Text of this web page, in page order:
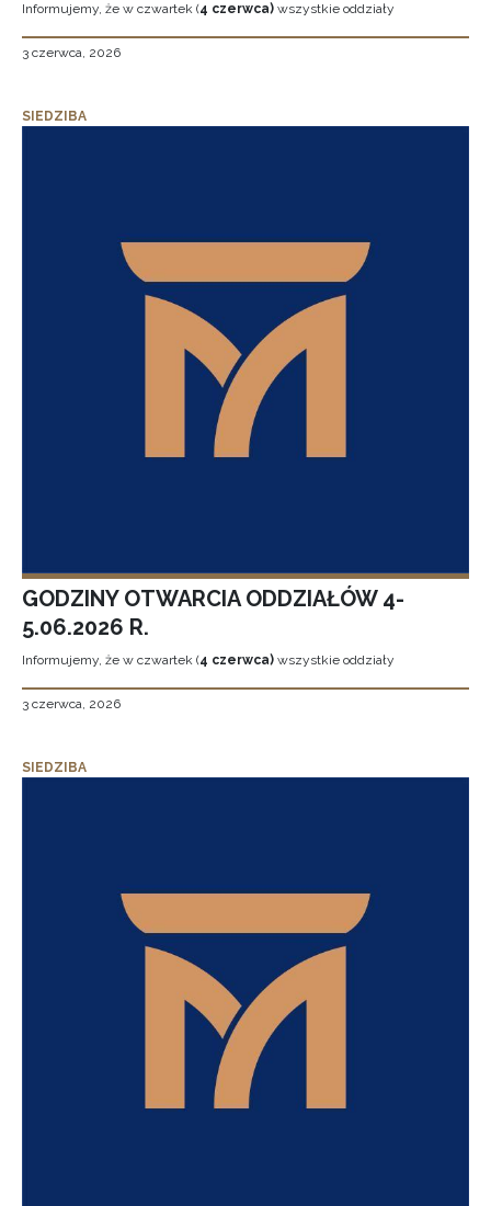
Informujemy, że w czwartek (4 czerwca) wszystkie oddziały
3 czerwca, 2026
SIEDZIBA
GODZINY OTWARCIA ODDZIAŁÓW 4-
5.06.2026 R.
Informujemy, że w czwartek (4 czerwca) wszystkie oddziały
3 czerwca, 2026
SIEDZIBA